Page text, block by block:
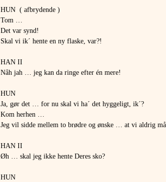
HUN  ( afbrydende )
Tom …
Det var synd!
Skal vi ik´ hente en ny flaske, var?!
HAN II
Nåh jah … jeg kan da ringe efter én mere!
HUN
Ja, gør det … for nu skal vi ha´ det hyggeligt, ik´?
Kom herhen …
Jeg vil sidde mellem to brødre og ønske … at vi aldrig må
HAN II
Øh … skal jeg ikke hente Deres sko?
HUN